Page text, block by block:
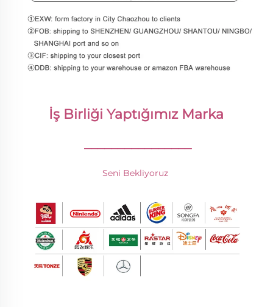
İş Birliği Yaptığımız Marka
________________
Seni Bekliyoruz